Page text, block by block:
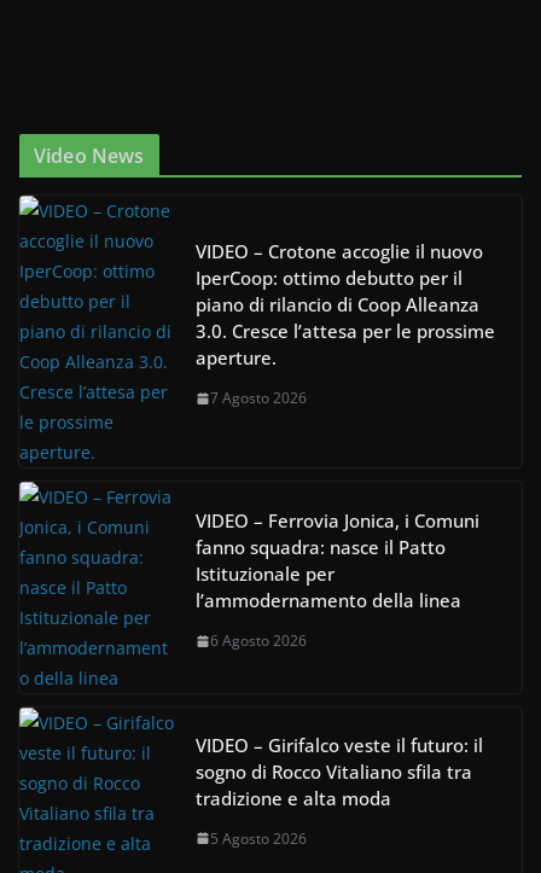
Video News
VIDEO – Crotone accoglie il nuovo
IperCoop: ottimo debutto per il
piano di rilancio di Coop Alleanza
3.0. Cresce l’attesa per le prossime
aperture.
7 Agosto 2026
VIDEO – Ferrovia Jonica, i Comuni
fanno squadra: nasce il Patto
Istituzionale per
l’ammodernamento della linea
6 Agosto 2026
VIDEO – Girifalco veste il futuro: il
sogno di Rocco Vitaliano sfila tra
tradizione e alta moda
5 Agosto 2026